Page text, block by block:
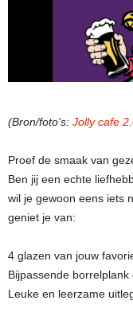
(Bron/foto’s: Jolly cafe
Proef de smaak van
Ben jij een echte
wil je gewoon eens iets
geniet je van:
4 glazen van jouw
Bijpassende
Leuke en leerzame